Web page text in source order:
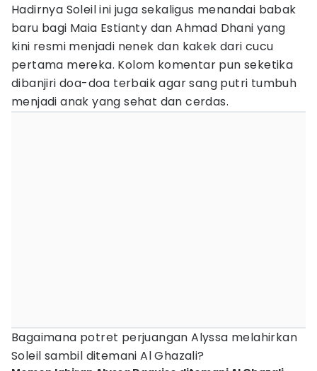
Hadirnya Soleil ini juga sekaligus menandai babak
baru bagi Maia Estianty dan Ahmad Dhani yang
kini resmi menjadi nenek dan kakek dari cucu
pertama mereka. Kolom komentar pun seketika
dibanjiri doa-doa terbaik agar sang putri tumbuh
menjadi anak yang sehat dan cerdas.
Bagaimana potret perjuangan Alyssa melahirkan
Soleil sambil ditemani Al Ghazali?